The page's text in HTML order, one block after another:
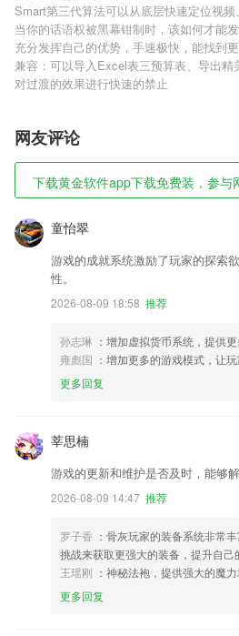
Smart第三代算法可以从底层快速定位视
当你的话语权被黑幕钳制时，该如何才能
充分发挥自己的优势，手速极快，能找到更
兼容：可以导入Excel表三预算表、导出
对过渡的效果进行快速的禁止
网友评论
下载黄金软件app下载免费装，参
童怡翠
游戏的成就系统激励了玩家的探索
性。
2026-08-09 18:58 推荐
孙志琳 ：增加虚拟货币系统，提供
雍彪国 ：增加更多的游戏模式，让
更多回复
莘思楠
游戏的更新和维护是否及时，能够
2026-08-09 14:47 推荐
罗子香 ：骨灰玩家的装备系统非常
挑战来获取更强大的装备，提升自己
王瑶刚 ：神秘法袍，提供强大的魔力
更多回复